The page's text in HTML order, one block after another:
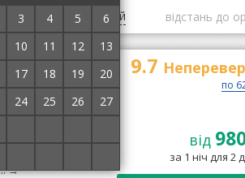
3 4 5
6
10 11 12
13
17 18 19
20
24 25 26
27
оцінки гостей відстань до
SPA included"
У готелі
→
9.7
по
від
за 1 ніч для 2